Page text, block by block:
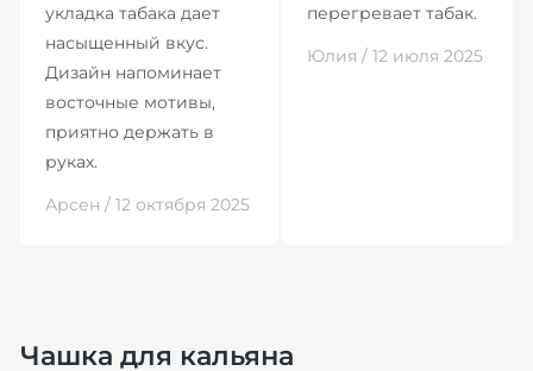
укладка табака дает
насыщенный вкус.
Дизайн напоминает
восточные мотивы,
приятно держать в
руках.
Арсен / 12 октября 2025
перегревает табак.
Юлия / 12 июля 2025
Чашка для кальяна